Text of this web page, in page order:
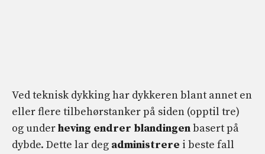
Ved teknisk dykking har dykkeren blant annet en
eller flere tilbehørstanker på siden (opptil tre)
og underheving endrer blandingenbasert på
dybde. Dette lar deg administrere i beste fall